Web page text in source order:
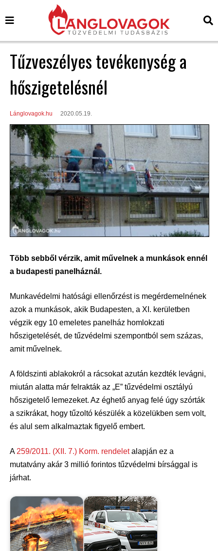
Tűzveszélyes tevékenység a
hőszigetelésnél
Lánglovagok.hu 2020.05.19.
Több sebből vérzik, amit művelnek a munkások ennél
a budapesti panelháznál.
Munkavédelmi hatósági ellenőrzést is megérdemelnének
azok a munkások, akik Budapesten, a XI. kerületben
végzik egy 10 emeletes panelház homlokzati
hőszigetelését, de tűzvédelmi szempontból sem százas,
amit művelnek.
A földszinti ablakokról a rácsokat azután kezdték levágni,
miután alatta már felrakták az „E” tűzvédelmi osztályú
hőszigetelő lemezeket. Az éghető anyag felé úgy szórták
a szikrákat, hogy tűzoltó készülék a közelükben sem volt,
és alul sem alkalmaztak figyelő embert.
A 259/2011. (XII. 7.) Korm. rendeletalapján ez a
mutatvány akár 3 millió forintos tűzvédelmi bírsággal is
járhat.